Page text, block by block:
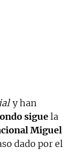
y han
siguela
Miguel
dado por el